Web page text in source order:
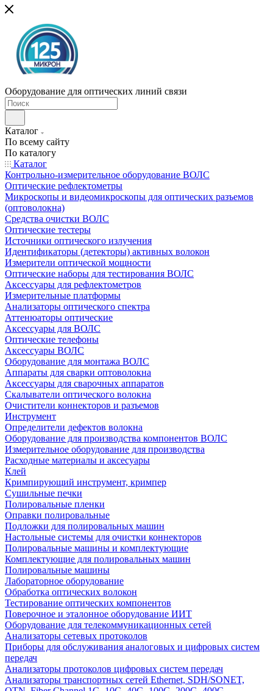
Оборудование для оптических линий связи
Каталог
По всему сайту
По каталогу
Каталог
Контрольно-измерительное оборудование ВОЛС
Оптические рефлектометры
Микроскопы и видеомикроскопы для оптических разъемов
(оптоволокна)
Средства очистки ВОЛС
Оптические тестеры
Источники оптического излучения
Идентификаторы (детекторы) активных волокон
Измерители оптической мощности
Оптические наборы для тестирования ВОЛС
Аксессуары для рефлектометров
Измерительные платформы
Анализаторы оптического спектра
Аттенюаторы оптические
Аксессуары для ВОЛС
Оптические телефоны
Аксессуары ВОЛС
Оборудование для монтажа ВОЛС
Аппараты для сварки оптоволокна
Аксессуары для сварочных аппаратов
Скалыватели оптического волокна
Очистители коннекторов и разъемов
Инструмент
Определители дефектов волокна
Оборудование для производства компонентов ВОЛС
Измерительное оборудование для производства
Расходные материалы и аксесуары
Клей
Кримпирующий инструмент, кримпер
Сушильные печки
Полировальные пленки
Оправки полировальные
Подложки для полировальных машин
Настольные системы для очистки коннекторов
Полировальные машины и комплектующие
Комплектующие для полировальных машин
Полировальные машины
Лабораторное оборудование
Обработка оптических волокон
Тестирование оптических компонентов
Поверочное и эталонное оборудование ИИТ
Оборудование для телекоммуникационных сетей
Анализаторы сетевых протоколов
Приборы для обслуживания аналоговых и цифровых систем
передач
Анализаторы протоколов цифровых систем передач
Анализаторы транспортных сетей Ethernet, SDH/SONET,